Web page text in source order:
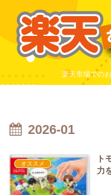
楽天市場での
2026-01
オススメ
ト
力